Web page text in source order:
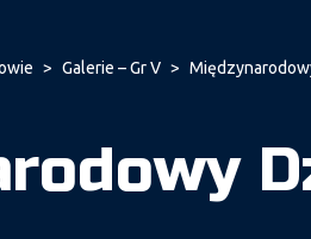
> Galerie – Gr V >